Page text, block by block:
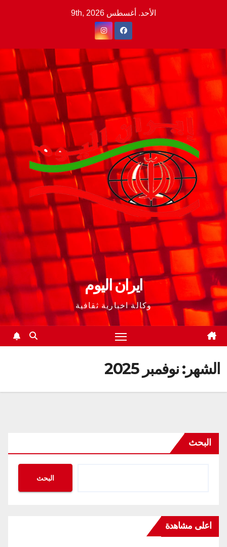
الأحد. أغسطس 9th, 2026
ايران اليوم
وكالة اخبارية ثقافية
الشهر:نوفمبر 2025
البحث
البحث
اعلى مشاهدة